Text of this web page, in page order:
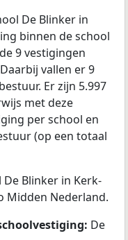
De Blinker in
binnen de school
9 vestigingen
vallen er 9
Er zijn 5.997
met deze
per school en
(op een totaal
De Blinker in Kerk-
Midden Nederland.
De